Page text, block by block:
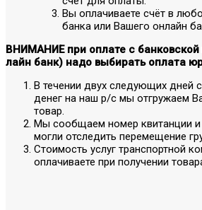
Вы оплачиваете счёт в
банка или Вашего онлайн
ВНИМАНИЕ при оплате с банковской
лайн банк) надо выбирать оплата
В течении двух следующих дней
денег на наш р/с мы отгружаем
товар.
Мы сообщаем номер квитанции
могли отследить перемещение
Стоимость услуг транспортной
оплачиваете при получении